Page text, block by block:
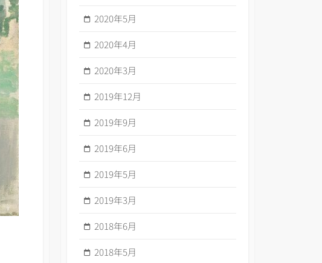
2020年5月
2020年4月
2020年3月
2019年12月
2019年9月
2019年6月
2019年5月
2019年3月
2018年6月
2018年5月